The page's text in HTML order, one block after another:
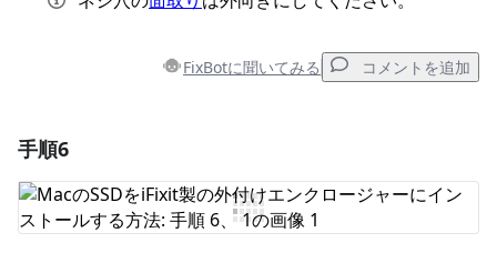
FixBotに聞いてみる コメントを追加
コメントを追加
手順6